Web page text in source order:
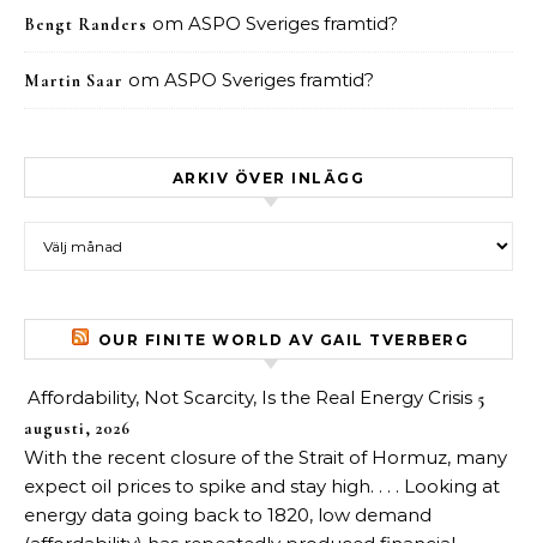
Bengt Randers om ASPO Sveriges framtid?
Martin Saar om ASPO Sveriges framtid?
ARKIV ÖVER INLÄGG
OUR FINITE WORLD AV GAIL TVERBERG
Affordability, Not Scarcity, Is the Real Energy Crisis 5
augusti, 2026
With the recent closure of the Strait of Hormuz, many
expect oil prices to spike and stay high. . . . Looking at
energy data going back to 1820, low demand